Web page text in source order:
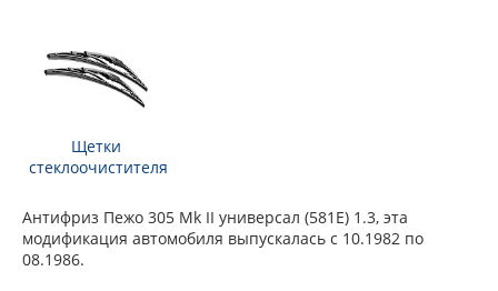
Щетки
стеклоочистителя
Антифриз Пежо 305 Mk II универсал (581E) 1.3, эта
модификация автомобиля выпускалась с 10.1982 по
08.1986.